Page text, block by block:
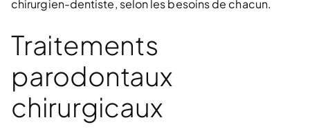
chirurgien-dentiste, selon les besoins de chacun.
Traitements
parodontaux
chirurgicaux